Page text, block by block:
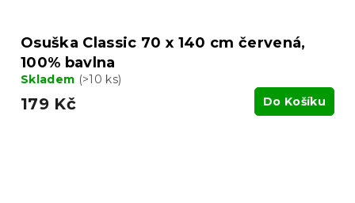
Osuška Classic 70 x 140 cm červená,
100% bavlna
Skladem (>10 ks)
179 Kč Do Košíku